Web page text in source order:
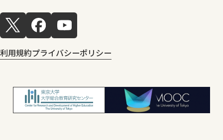
利用規約プライバシーポリシー